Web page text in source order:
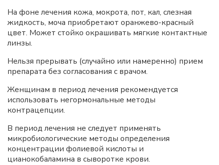
На фоне лечения кожа, мокрота, пот, кал, слезная
жидкость, моча приобретают оранжево-красный
цвет. Может стойко окрашивать мягкие контактные
линзы.
Нельзя прерывать (случайно или намеренно) прием
препарата без согласования с врачом.
Женщинам в период лечения рекомендуется
использовать негормональные методы
контрацепции.
В период лечения не следует применять
микробиологические методы определения
концентрации фолиевой кислоты и
цианокобаламина в сыворотке крови.